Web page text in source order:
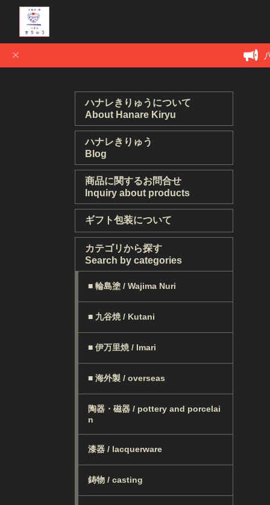
ハナレきりゅうについて
About Hanare Kiryu
ハナレきりゅう
Blog
商品に関するお問合せ
Inquiry about products
ギフト包装について
カテゴリから探す
Search by categories
■ 輪島塗 / Wajima Nuri
■ 九谷焼 / Kutani
■ 伊万里焼 / Imari
■ 海外製 / overseas
陶器・磁器 / pottery and porcelai
n
漆器 / lacquerware
鋳物 / casting